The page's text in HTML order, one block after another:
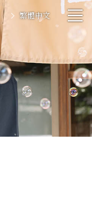
繁體中文